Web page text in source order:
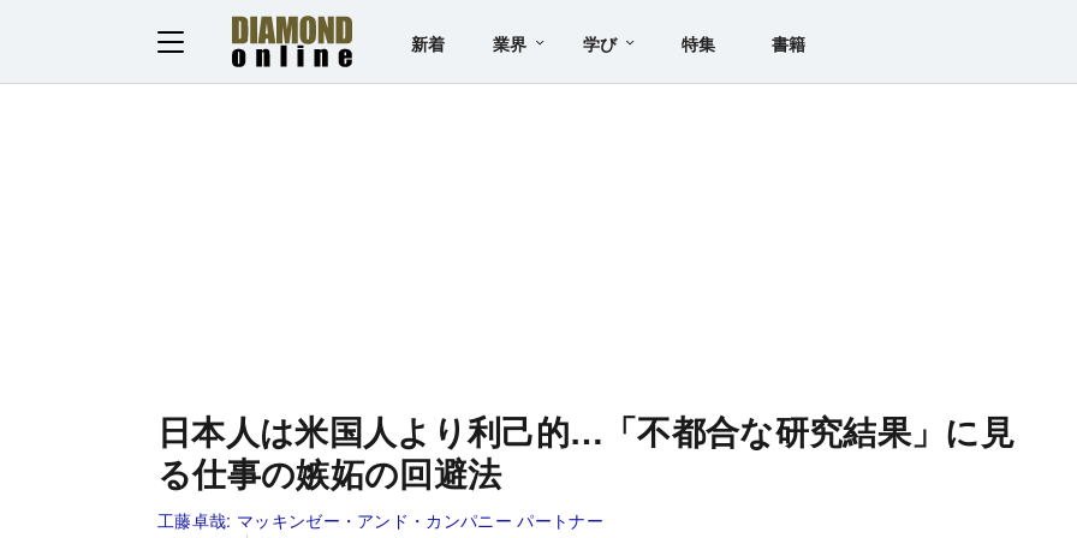
新着 業界 学び 特集 書籍
日本人は米国人より利己的…「不都合な研究結果」に見
る仕事の嫉妬の回避法
工藤卓哉: マッキンゼー・アンド・カンパニー パートナー